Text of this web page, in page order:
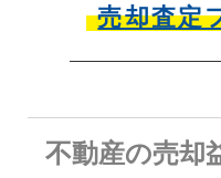
売却査定
不動産の売却